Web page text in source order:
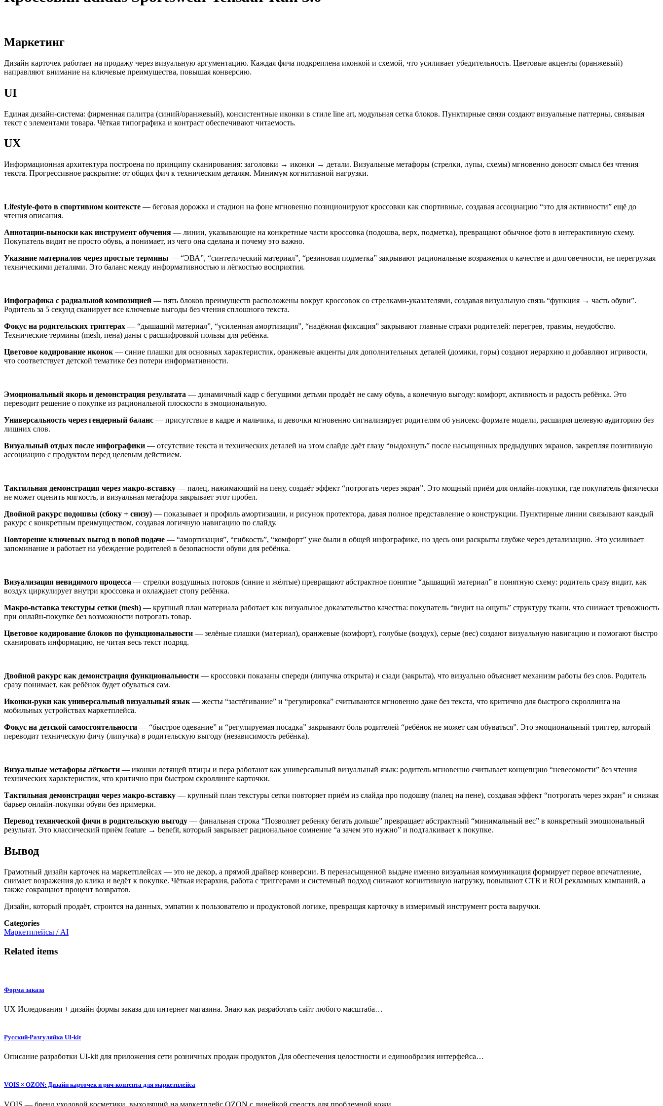
Маркетинг
Дизайн карточек работает на продажу через визуальную аргументацию. Каждая фича подкреплена иконкой и схемой, что усиливает убедительность. Цветовые акценты (оранжевый)
направляют внимание на ключевые преимущества, повышая конверсию.
UI
Единая дизайн-система: фирменная палитра (синий/оранжевый), консистентные иконки в стиле line art, модульная сетка блоков. Пунктирные связи создают визуальные паттерны, связывая
текст с элементами товара. Чёткая типографика и контраст обеспечивают читаемость.
UX
Информационная архитектура построена по принципу сканирования: заголовки → иконки → детали. Визуальные метафоры (стрелки, лупы, схемы) мгновенно доносят смысл без чтения
текста. Прогрессивное раскрытие: от общих фич к техническим деталям. Минимум когнитивной нагрузки.
Lifestyle-фото в спортивном контексте — беговая дорожка и стадион на фоне мгновенно позиционируют кроссовки как спортивные, создавая ассоциацию “это для активности” ещё до
чтения описания.
Аннотации-выноски как инструмент обучения — линии, указывающие на конкретные части кроссовка (подошва, верх, подметка), превращают обычное фото в интерактивную схему.
Покупатель видит не просто обувь, а понимает, из чего она сделана и почему это важно.
Указание материалов через простые термины — “ЭВА”, “синтетический материал”, “резиновая подметка” закрывают рациональные возражения о качестве и долговечности, не перегружая
техническими деталями. Это баланс между информативностью и лёгкостью восприятия.
Инфографика с радиальной композицией — пять блоков преимуществ расположены вокруг кроссовок со стрелками-указателями, создавая визуальную связь “функция → часть обуви”.
Родитель за 5 секунд сканирует все ключевые выгоды без чтения сплошного текста.
Фокус на родительских триггерах — “дышащий материал”, “усиленная амортизация”, “надёжная фиксация” закрывают главные страхи родителей: перегрев, травмы, неудобство.
Технические термины (mesh, пена) даны с расшифровкой пользы для ребёнка.
Цветовое кодирование иконок — синие плашки для основных характеристик, оранжевые акценты для дополнительных деталей (домики, горы) создают иерархию и добавляют игривости,
что соответствует детской тематике без потери информативности.
Эмоциональный якорь и демонстрация результата — динамичный кадр с бегущими детьми продаёт не саму обувь, а конечную выгоду: комфорт, активность и радость ребёнка. Это
переводит решение о покупке из рациональной плоскости в эмоциональную.
Универсальность через гендерный баланс — присутствие в кадре и мальчика, и девочки мгновенно сигнализирует родителям об унисекс-формате модели, расширяя целевую аудиторию без
лишних слов.
Визуальный отдых после инфографики — отсутствие текста и технических деталей на этом слайде даёт глазу “выдохнуть” после насыщенных предыдущих экранов, закрепляя позитивную
ассоциацию с продуктом перед целевым действием.
Тактильная демонстрация через макро-вставку — палец, нажимающий на пену, создаёт эффект “потрогать через экран”. Это мощный приём для онлайн-покупки, где покупатель физически
не может оценить мягкость, и визуальная метафора закрывает этот пробел.
Двойной ракурс подошвы (сбоку + снизу) — показывает и профиль амортизации, и рисунок протектора, давая полное представление о конструкции. Пунктирные линии связывают каждый
ракурс с конкретным преимуществом, создавая логичную навигацию по слайду.
Повторение ключевых выгод в новой подаче — “амортизация”, “гибкость”, “комфорт” уже были в общей инфографике, но здесь они раскрыты глубже через детализацию. Это усиливает
запоминание и работает на убеждение родителей в безопасности обуви для ребёнка.
Визуализация невидимого процесса — стрелки воздушных потоков (синие и жёлтые) превращают абстрактное понятие “дышащий материал” в понятную схему: родитель сразу видит, как
воздух циркулирует внутри кроссовка и охлаждает стопу ребёнка.
Макро-вставка текстуры сетки (mesh) — крупный план материала работает как визуальное доказательство качества: покупатель “видит на ощупь” структуру ткани, что снижает тревожность
при онлайн-покупке без возможности потрогать товар.
Цветовое кодирование блоков по функциональности — зелёные плашки (материал), оранжевые (комфорт), голубые (воздух), серые (вес) создают визуальную навигацию и помогают быстро
сканировать информацию, не читая весь текст подряд.
Двойной ракурс как демонстрация функциональности — кроссовки показаны спереди (липучка открыта) и сзади (закрыта), что визуально объясняет механизм работы без слов. Родитель
сразу понимает, как ребёнок будет обуваться сам.
Иконки-руки как универсальный визуальный язык — жесты “застёгивание” и “регулировка” считываются мгновенно даже без текста, что критично для быстрого скроллинга на
мобильных устройствах маркетплейса.
Фокус на детской самостоятельности — “быстрое одевание” и “регулируемая посадка” закрывают боль родителей “ребёнок не может сам обуваться”. Это эмоциональный триггер, который
переводит техническую фичу (липучка) в родительскую выгоду (независимость ребёнка).
Визуальные метафоры лёгкости — иконки летящей птицы и пера работают как универсальный визуальный язык: родитель мгновенно считывает концепцию “невесомости” без чтения
технических характеристик, что критично при быстром скроллинге карточки.
Тактильная демонстрация через макро-вставку — крупный план текстуры сетки повторяет приём из слайда про подошву (палец на пене), создавая эффект “потрогать через экран” и снижая
барьер онлайн-покупки обуви без примерки.
Перевод технической фичи в родительскую выгоду — финальная строка “Позволяет ребенку бегать дольше” превращает абстрактный “минимальный вес” в конкретный эмоциональный
результат. Это классический приём feature → benefit, который закрывает рациональное сомнение “а зачем это нужно” и подталкивает к покупке.
Вывод
Грамотный дизайн карточек на маркетплейсах — это не декор, а прямой драйвер конверсии. В перенасыщенной выдаче именно визуальная коммуникация формирует первое впечатление,
снимает возражения до клика и ведёт к покупке. Чёткая иерархия, работа с триггерами и системный подход снижают когнитивную нагрузку, повышают CTR и ROI рекламных кампаний, а
также сокращают процент возвратов.
Дизайн, который продаёт, строится на данных, эмпатии к пользователю и продуктовой логике, превращая карточку в измеримый инструмент роста выручки.
Categories
Маркетплейсы / AI
Related items
Форма заказа
UX Иследования + дизайн формы заказа для интернет магазина. Знаю как разработать сайт любого масштаба…
Русский-Разгуляйка UI-kit
Описание разработки UI-kit для приложения сети розничных продаж продуктов Для обеспечения целостности и единообразия интерфейса…
VOIS × OZON: Дизайн карточек и рич-контента для маркетплейса
VOIS — бренд уходовой косметики, выходящий на маркетплейс OZON с линейкой средств для проблемной кожи.…